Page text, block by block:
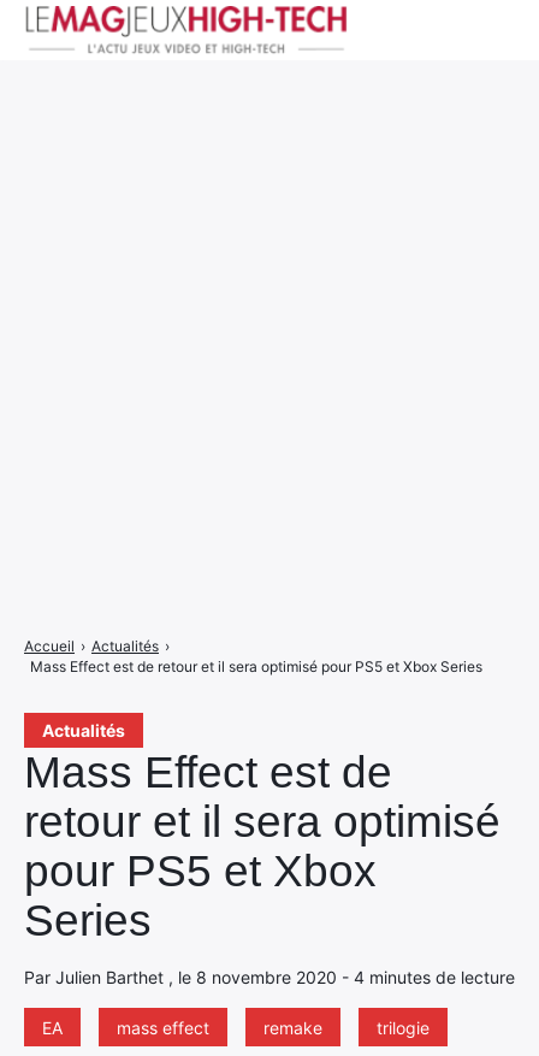
Actualités
Mass Effect est de
retour et il sera optimisé
pour PS5 et Xbox
Series
Par Julien Barthet , le 8 novembre 2020 - 4 minutes de lecture
EA mass effect remake trilogie
Accueil › Actualités ›
Mass Effect est de retour et il sera optimisé pour PS5 et Xbox Series